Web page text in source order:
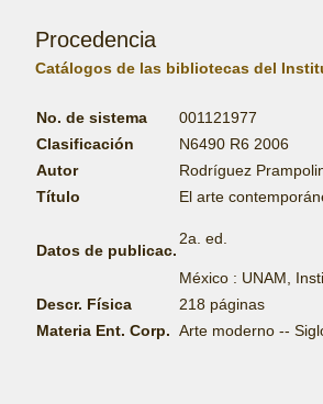
Procedencia
Catálogos de las bibliotecas del
No. de sistema
001121977
Clasificación
N6490 R6 2006
Autor
Rodríguez
Título
El arte
Datos de publicac.
2a. ed.
México : UNAM,
Descr. Física
218 páginas
Materia Ent. Corp. Arte moderno --